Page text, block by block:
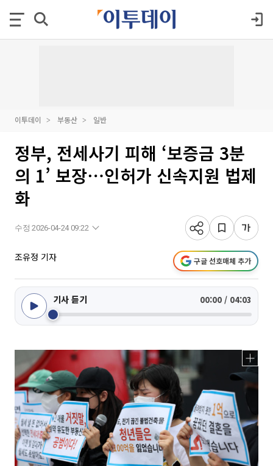
이투데이 부동산 일반
정부, 전세사기 피해 ‘보증금 3분
의 1’ 보장⋯인허가 신속지원 법제
화
수정 2026-04-24 09:22
조유정 기자 구글 선호매체 추가
기사 듣기 00:00 / 04:03